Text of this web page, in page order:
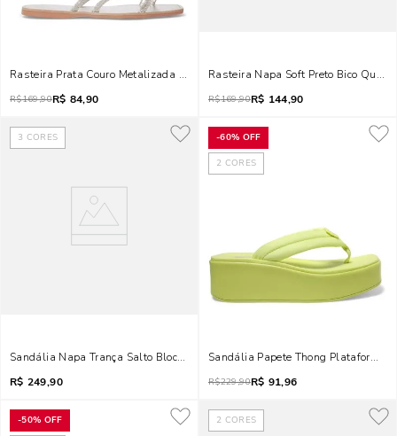
Rasteira Prata Couro Metalizada Tiras Strass
R$169,90R$ 84,90
Rasteira Napa Soft Preto Bico
R$169,90R$ 144,90
3 CORES
Sandália Napa Trança Salto Bloco Baixo Rose
R$ 249,90
-60% OFF
2 CORES
Sandália Papete Thong Plataforma
R$229,90R$ 91,96
-50% OFF 2 CORES